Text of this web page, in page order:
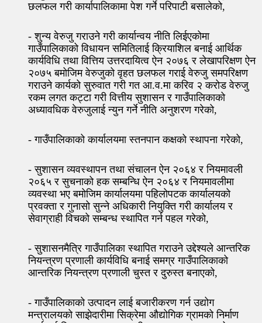
छलफल गरी कार्यापालिकामा पेश गर्ने परिपाटी बसालेको,
- शुन्य वेरुजु गराउने गरी कार्यान्वय नीति लिईएकोमा
गाउँपालिकाको विधायन समितिलाई क्रियाशिल बनाई आर्थिक
कार्यविधि तथा वित्तिय उत्तरदायित्व ऐन २०७६ र लेखापरिक्षण ऐन
२०७५ बमोजिम वेरुजुको वृहत छलफल गराई वेरुजु समपरिक्षण
गराउने कार्यको सुरुवात गरी गत आ.व.मा करिव २ करोड वेरुजु
रकम लगत कट्टा गरी वित्तीय सुशासन र गाउँपालिकाको
अध्यावधिक वेरुजुलाई न्युन गर्ने नीति अनुशरण गरेको,
- गाउँपालिकाको कार्यालयमा स्तनपान कक्षको स्थापना गरेको,
- सुशासन व्यवस्थापन तथा संचालन ऐन २०६४ र नियमावली
२०६५ र सुचनाको हक सम्बन्धि ऐन २०६४ र नियमावलीमा
व्यवस्था भए बमोजिम कार्यालयमा पहिलोपटक कार्यालयको
प्रवक्ता र गुनासो सुन्ने अधिकारी नियुक्ति गरी कार्यालय र
सेवाग्राही विचको सम्बन्ध स्थापित गर्न पहल गरेको,
- सुशासनमैत्रि गाउँपालिका स्थापित गराउने उद्देश्यले आन्तरिक
नियन्त्रण प्रणाली कार्यविधि बनाई समग्र गाउँपालिकाको
आन्तरिक नियन्त्रण प्रणाली चुस्त र दुरुस्त बनाएको,
- गाउँपालिकाको उत्पादन लाई बजारीकरण गर्न उद्योग
मन्त्रालयको साझेदारीमा सिक्रेमा औद्योगिक ग्रामको निर्माण